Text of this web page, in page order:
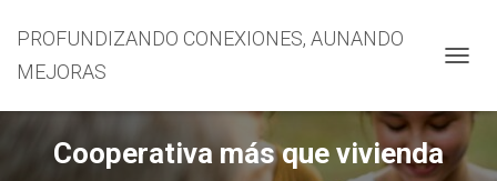
PROFUNDIZANDO CONEXIONES, AUNANDO
MEJORAS
Cooperativa más que vivienda